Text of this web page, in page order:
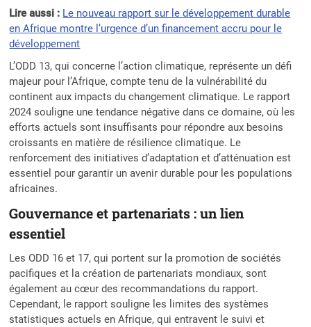
Lire aussi : Le nouveau rapport sur le développement durable
en Afrique montre l’urgence d’un financement accru pour le
développement
L’ODD 13, qui concerne l’action climatique, représente un défi
majeur pour l’Afrique, compte tenu de la vulnérabilité du
continent aux impacts du changement climatique. Le rapport
2024 souligne une tendance négative dans ce domaine, où les
efforts actuels sont insuffisants pour répondre aux besoins
croissants en matière de résilience climatique. Le
renforcement des initiatives d’adaptation et d’atténuation est
essentiel pour garantir un avenir durable pour les populations
africaines.
Gouvernance et partenariats : un lien
essentiel
Les ODD 16 et 17, qui portent sur la promotion de sociétés
pacifiques et la création de partenariats mondiaux, sont
également au cœur des recommandations du rapport.
Cependant, le rapport souligne les limites des systèmes
statistiques actuels en Afrique, qui entravent le suivi et